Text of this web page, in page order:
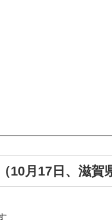
10月17日、滋賀